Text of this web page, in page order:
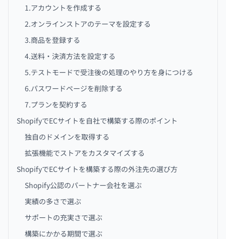
1.アカウントを作成する
2.オンラインストアのテーマを設定する
3.商品を登録する
4.送料・決済方法を設定する
5.テストモードで受注後の処理のやり方を身につける
6.パスワードページを削除する
7.プランを契約する
ShopifyでECサイトを自社で構築する際のポイント
独自のドメインを取得する
拡張機能でストアをカスタマイズする
ShopifyでECサイトを構築する際の外注先の選び方
Shopify公認のパートナー会社を選ぶ
実績の多さで選ぶ
サポートの充実さで選ぶ
構築にかかる期間で選ぶ